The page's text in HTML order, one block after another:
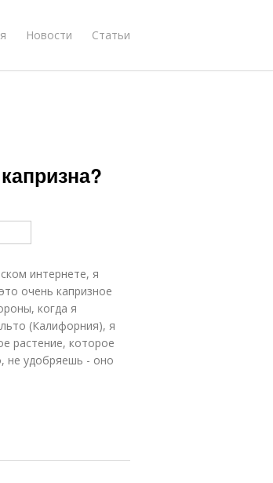
Новости Статьи
интернете, я
очень капризное
когда я
(Калифорния), я
растение, которое
не удобряешь - оно